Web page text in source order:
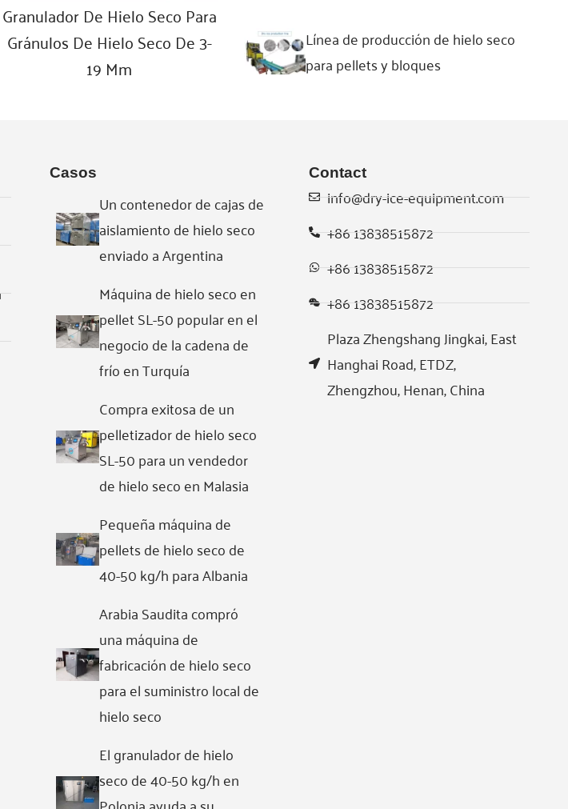
Granulador De Hielo Seco Para
Gránulos De Hielo Seco De 3-
19 Mm
Línea de producción de hielo seco
para pellets y bloques
Casos
Un contenedor de cajas de
aislamiento de hielo seco
enviado a Argentina
Máquina de hielo seco en
pellet SL-50 popular en el
negocio de la cadena de
frío en Turquía
Compra exitosa de un
pelletizador de hielo seco
SL-50 para un vendedor
de hielo seco en Malasia
Pequeña máquina de
pellets de hielo seco de
40-50 kg/h para Albania
Arabia Saudita compró
una máquina de
fabricación de hielo seco
para el suministro local de
hielo seco
El granulador de hielo
seco de 40-50 kg/h en
Contact
info@dry-ice-equipment.com
+86 13838515872
+86 13838515872
+86 13838515872
Plaza Zhengshang Jingkai, East
Hanghai Road, ETDZ,
Zhengzhou, Henan, China